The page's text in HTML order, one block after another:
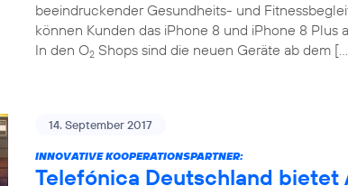
beeindruckender Gesundheits- und
können Kunden das iPhone 8 und iPhone 8 Plus
In den O2 Shops sind die neuen Geräte ab dem
14. September 2017
INNOVATIVE KOOPERATIONSPARTNER:
Telefónica Deutschland bietet